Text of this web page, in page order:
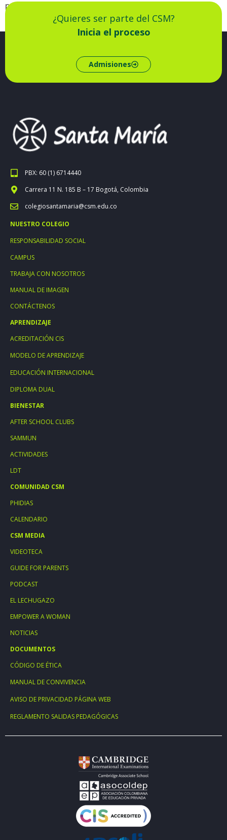
potenziellen Risiken und Nebenwirkungen bewusst sein,
die mit der Anwendung von Steroiden einhergehen.
¿Quieres ser parte del CSM?
Inicia el proceso
Admisiones
PBX: 60 (1) 6714440
Carrera 11 N. 185 B – 17 Bogotá, Colombia
colegiosantamaria@csm.edu.co
NUESTRO COLEGIO
RESPONSABILIDAD SOCIAL
CAMPUS
TRABAJA CON NOSOTROS
MANUAL DE IMAGEN
CONTÁCTENOS
APRENDIZAJE
ACREDITACIÓN CIS
MODELO DE APRENDIZAJE
EDUCACIÓN INTERNACIONAL
DIPLOMA DUAL
BIENESTAR
AFTER SCHOOL CLUBS
SAMMUN
ACTIVIDADES
LDT
COMUNIDAD CSM
PHIDIAS
CALENDARIO
CSM MEDIA
VIDEOTECA
GUIDE FOR PARENTS
PODCAST
EL LECHUGAZO
EMPOWER A WOMAN
NOTICIAS
DOCUMENTOS
CÓDIGO DE ÉTICA
MANUAL DE CONVIVENCIA
AVISO DE PRIVACIDAD PÁGINA WEB
REGLAMENTO SALIDAS PEDAGÓGICAS